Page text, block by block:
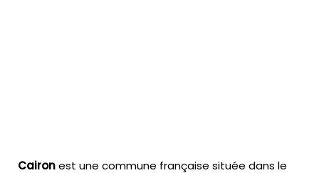
Caironest une commune française située dans le